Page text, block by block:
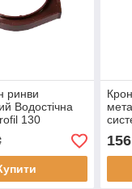
ринви
Водостічна
130